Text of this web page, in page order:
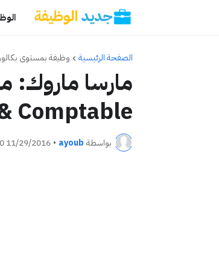
الصفحة الرئيسية وظيفة بمستوى
مارسا ماروك:
Comptable
بواسطة ayoub
• 11/29/2016 10:51:00 م